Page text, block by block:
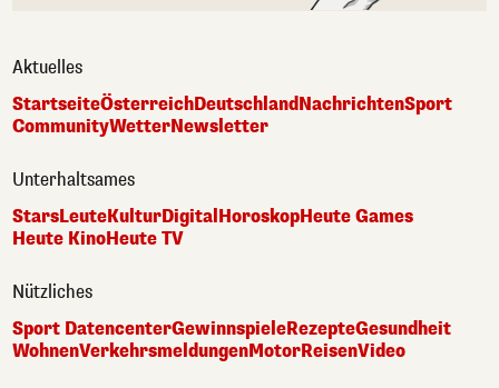
Aktuelles
StartseiteÖsterreichDeutschlandNachrichtenSport
CommunityWetterNewsletter
Unterhaltsames
StarsLeuteKulturDigitalHoroskopHeute Games
Heute KinoHeute TV
Nützliches
Sport DatencenterGewinnspieleRezepteGesundheit
WohnenVerkehrsmeldungenMotorReisenVideo